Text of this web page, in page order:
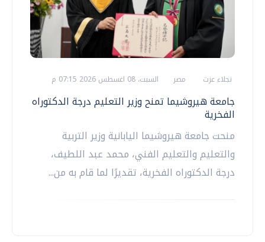
نجلاء عزت مصر السبت، 08 اغسطس 2026 07:15 م
جامعة هيروشيما تمنح وزير التعليم درجة الدكتوراه
الفخرية
منحت جامعة هيروشيما اليابانية وزير التربية
والتعليم والتعليم الفني، محمد عبد اللطيف،
درجة الدكتوراه الفخرية، تقديرًا لما قام به من...